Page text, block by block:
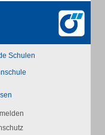
Schulen